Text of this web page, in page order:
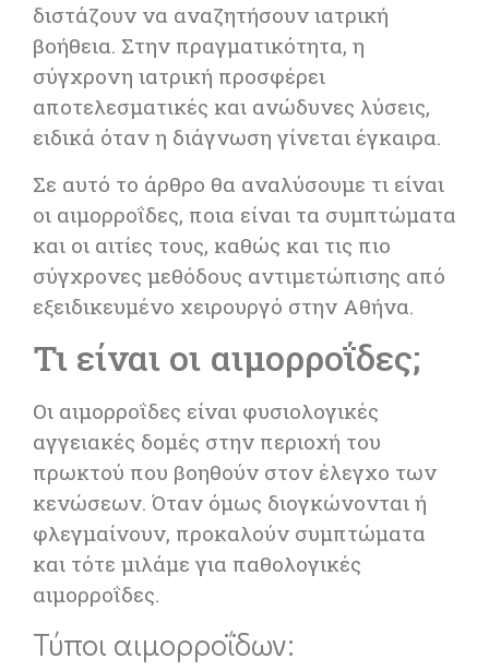
διστάζουν να αναζητήσουν ιατρική
βοήθεια. Στην πραγματικότητα, η
σύγχρονη ιατρική προσφέρει
αποτελεσματικές και ανώδυνες λύσεις,
ειδικά όταν η διάγνωση γίνεται έγκαιρα.
Σε αυτό το άρθρο θα αναλύσουμε τι είναι
οι αιμορροΐδες, ποια είναι τα συμπτώματα
και οι αιτίες τους, καθώς και τις πιο
σύγχρονες μεθόδους αντιμετώπισης από
εξειδικευμένο χειρουργό στην Αθήνα.
Τι είναι οι αιμορροΐδες;
Οι αιμορροΐδες είναι φυσιολογικές
αγγειακές δομές στην περιοχή του
πρωκτού που βοηθούν στον έλεγχο των
κενώσεων. Όταν όμως διογκώνονται ή
φλεγμαίνουν, προκαλούν συμπτώματα
και τότε μιλάμε για παθολογικές
αιμορροΐδες.
Τύποι αιμορροΐδων: